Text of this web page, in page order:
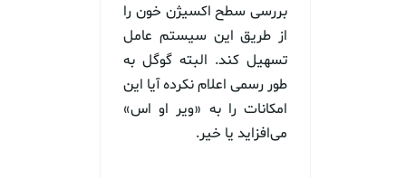
بررسی سطح اکسیژن خون را
از طریق این سیستم عامل
تسهیل کند. البته گوگل به
طور رسمی اعلام نکرده آیا این
امکانات را به «ویر او اس»
می‌افزاید یا خیر.